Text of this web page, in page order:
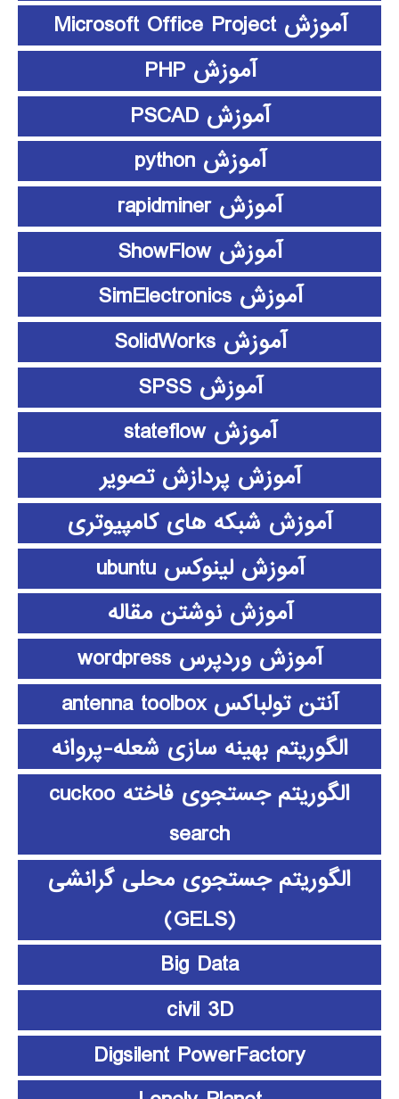
آموزش Microsoft Office Project
آموزش PHP
آموزش PSCAD
آموزش python
آموزش rapidminer
آموزش ShowFlow
آموزش SimElectronics
آموزش SolidWorks
آموزش SPSS
آموزش stateflow
آموزش پردازش تصویر
آموزش شبکه های کامپیوتری
آموزش لینوکس ubuntu
آموزش نوشتن مقاله
آموزش وردپرس wordpress
آنتن تولباکس antenna toolbox
الگوریتم بهینه سازی شعله-پروانه
الگوریتم جستجوی فاخته cuckoo
search
الگوریتم جستجوی محلی گرانشی
(GELS)
Big Data
civil 3D
Digsilent PowerFactory